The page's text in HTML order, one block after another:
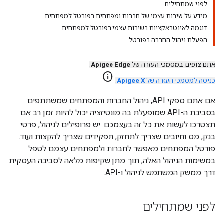
לפני שמתחילים
מידע על שירות עצמי של חברות ומפתחים בפורטל למפתחים
דוגמה לאינטראקציות בשירות עצמי בפורטל למפתחים
הפעלת ניהול החברה בפורטל
אתם צופים במסמכי העזרה של Apigee Edge
.
כניסה למסמכי העזרה של Apigee X
.
info
אם אתם ספקי API, ניהול החברות והמפתחים שמשתתפים
בסביבת ה-API שמופעלת בה מונטיזציה יכול להיות זמן רב אם
תצטרכו לעשות את כל זה בעצמכם. יש פרופילים לניהול, פרטי
בנק, מס וחיובים שצריך לתחזק, תפקידים שצריך להקצות ועוד.
פורטל המפתחים מאפשר לחברות ולמפתחים עצמם לטפל
במשימות הניהול האלה, תוך מתן שקיפות מלאה לסביבה העסקית
דרך ממשק המשתמש לניהול ו-API.
לפני שמתחילים